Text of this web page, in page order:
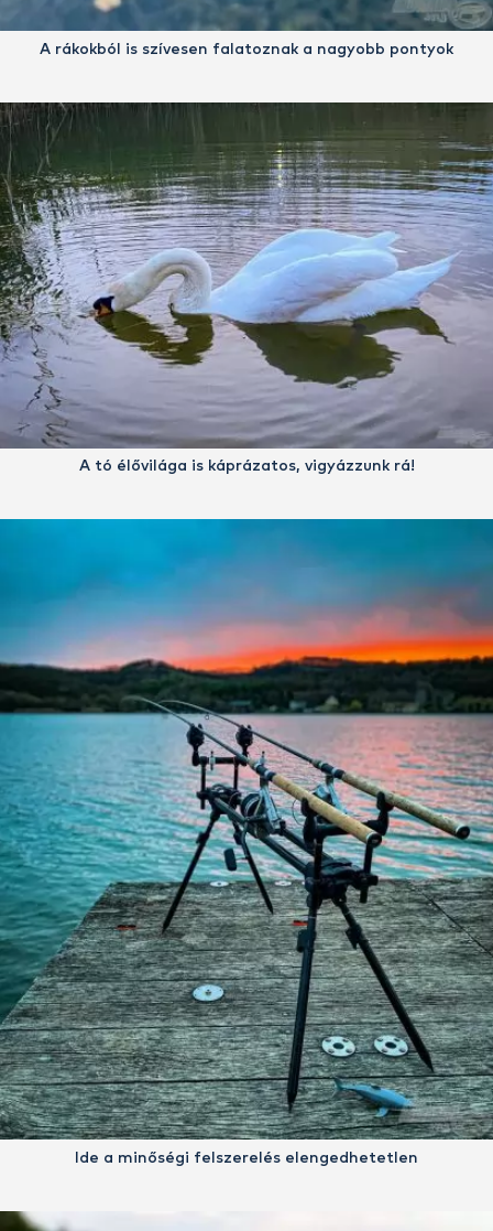
A rákokból is szívesen falatoznak a nagyobb pontyok
A tó élővilága is káprázatos, vigyázzunk rá!
Ide a minőségi felszerelés elengedhetetlen